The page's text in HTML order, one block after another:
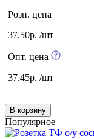
Розн. цена
37.50р. /шт
Опт. цена
37.45р. /шт
В корзину
Популярное